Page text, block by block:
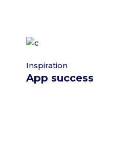
Inspiration
App success